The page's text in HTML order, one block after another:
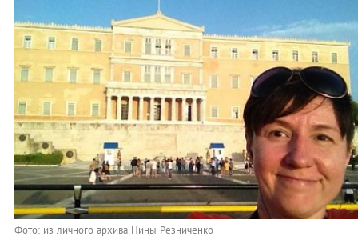
Фото: из личного архива Нины Резниченко